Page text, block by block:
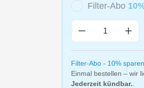
Filter-Abo
Produkt
Filter-Abo - 10%
Einmal bestellen – wir
Jederzeit kündbar.